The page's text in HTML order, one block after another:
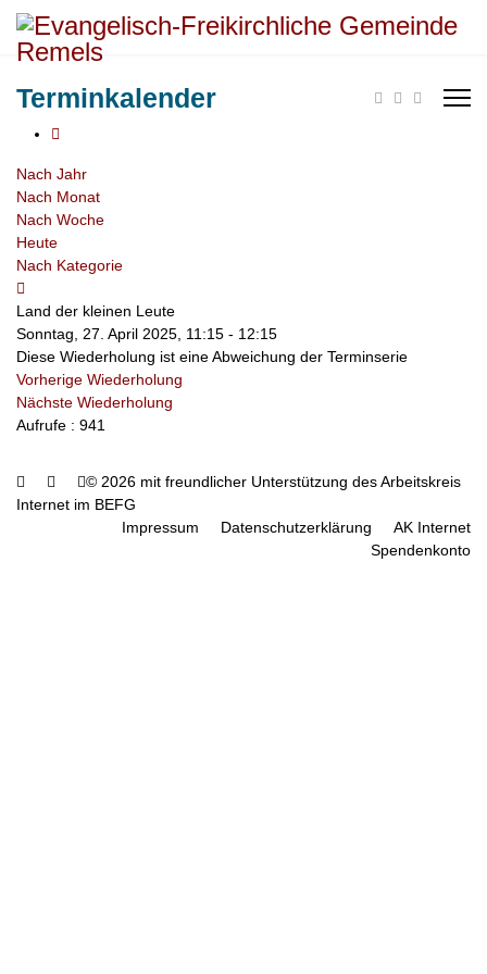
Terminkalender
Nach Jahr
Nach Monat
Nach Woche
Heute
Nach Kategorie
Land der kleinen Leute
Sonntag, 27. April 2025, 11:15 - 12:15
Diese Wiederholung ist eine Abweichung der Terminserie
Vorherige Wiederholung
Nächste Wiederholung
Aufrufe : 941
© 2026 mit freundlicher Unterstützung des Arbeitskreis
Internet im BEFG
Impressum
Datenschutzerklärung
AK Internet
Spendenkonto